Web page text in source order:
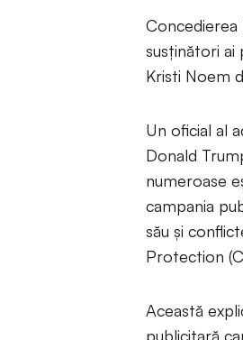
susținători ai
Kristi Noem
Un oficial al
Donald
numeroase
campania
său și
Protection
Această
publicitară